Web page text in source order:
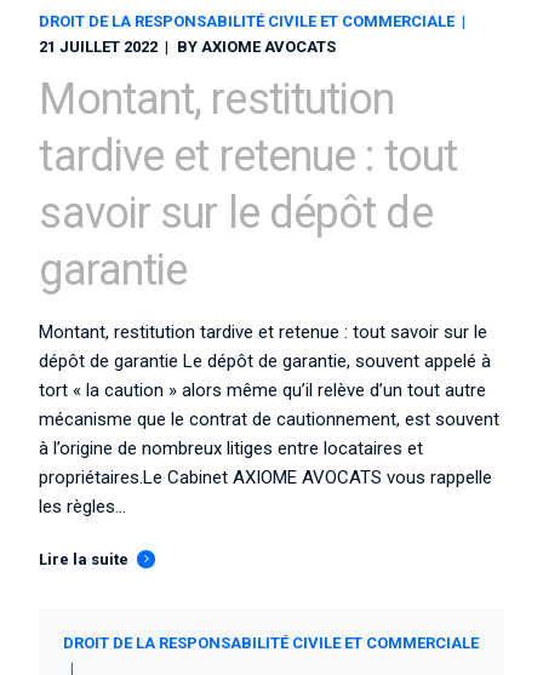
DROIT DE LA RESPONSABILITÉ CIVILE ET COMMERCIALE
21 JUILLET 2022
BY AXIOME AVOCATS
Montant, restitution
tardive et retenue : tout
savoir sur le dépôt de
garantie
Montant, restitution tardive et retenue : tout savoir sur le
dépôt de garantie Le dépôt de garantie, souvent appelé à
tort « la caution » alors même qu’il relève d’un tout autre
mécanisme que le contrat de cautionnement, est souvent
à l’origine de nombreux litiges entre locataires et
propriétaires.Le Cabinet AXIOME AVOCATS vous rappelle
les règles...
Lire la suite
DROIT DE LA RESPONSABILITÉ CIVILE ET COMMERCIALE